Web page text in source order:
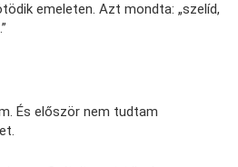
emeleten. Azt mondta: „szelíd,
És először nem tudtam